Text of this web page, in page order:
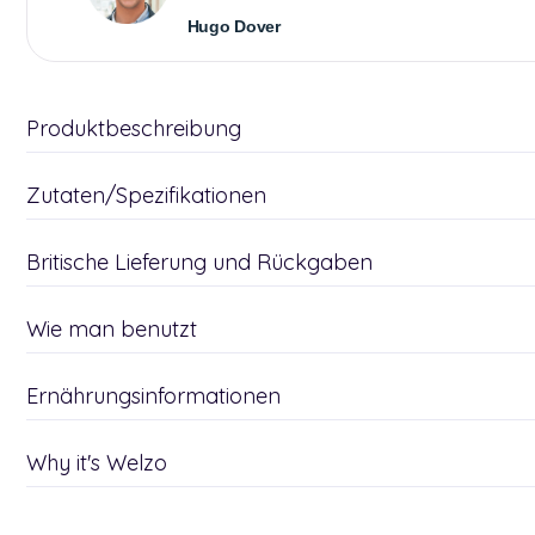
Hugo Dover
Produktbeschreibung
Zutaten/Spezifikationen
Britische Lieferung und Rückgaben
Wie man benutzt
Ernährungsinformationen
Why it's Welzo